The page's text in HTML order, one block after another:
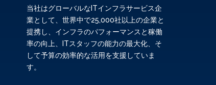
当社はグローバルなITインフラサービス企
業として、世界中で25,000社以上の企業と
提携し、インフラのパフォーマンスと稼働
率の向上、ITスタッフの能力の最大化、そ
して予算の効率的な活用を支援していま
す。